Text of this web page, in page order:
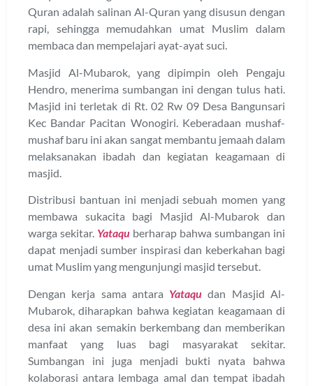
Quran adalah salinan Al-Quran yang disusun dengan
rapi, sehingga memudahkan umat Muslim dalam
membaca dan mempelajari ayat-ayat suci.
Masjid Al-Mubarok, yang dipimpin oleh Pengaju
Hendro, menerima sumbangan ini dengan tulus hati.
Masjid ini terletak di Rt. 02 Rw 09 Desa Bangunsari
Kec Bandar Pacitan Wonogiri. Keberadaan mushaf-
mushaf baru ini akan sangat membantu jemaah dalam
melaksanakan ibadah dan kegiatan keagamaan di
masjid.
Distribusi bantuan ini menjadi sebuah momen yang
membawa sukacita bagi Masjid Al-Mubarok dan
warga sekitar. Yataqu berharap bahwa sumbangan ini
dapat menjadi sumber inspirasi dan keberkahan bagi
umat Muslim yang mengunjungi masjid tersebut.
Dengan kerja sama antara Yataqu dan Masjid Al-
Mubarok, diharapkan bahwa kegiatan keagamaan di
desa ini akan semakin berkembang dan memberikan
manfaat yang luas bagi masyarakat sekitar.
Sumbangan ini juga menjadi bukti nyata bahwa
kolaborasi antara lembaga amal dan tempat ibadah